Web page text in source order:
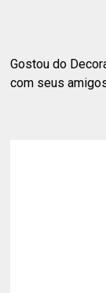
Gostou do
com seus